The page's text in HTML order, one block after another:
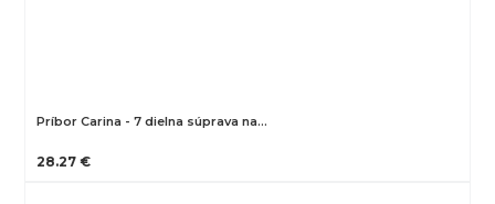
Príbor Carina - 7 dielna súprava na…
28.27 €